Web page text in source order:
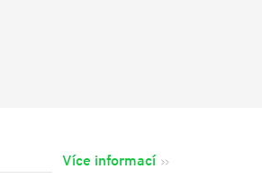
Více informací